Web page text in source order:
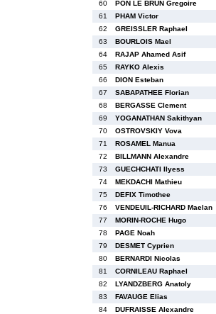
60
PON LE BRUN Gregoire
61
PHAM Victor
62
GREISSLER Raphael
63
BOURLOIS Mael
64
RAJAP Ahamed Asif
65
RAYKO Alexis
66
DION Esteban
67
SABAPATHEE Florian
68
BERGASSE Clement
69
YOGANATHAN Sakithyan
70
OSTROVSKIY Vova
71
ROSAMEL Manua
72
BILLMANN Alexandre
73
GUECHCHATI Ilyess
74
MEKDACHI Mathieu
75
DEFIX Timothee
76
VENDEUIL-RICHARD Maelan
77
MORIN-ROCHE Hugo
78
PAGE Noah
79
DESMET Cyprien
80
BERNARDI Nicolas
81
CORNILEAU Raphael
82
LYANDZBERG Anatoly
83
FAVAUGE Elias
84
DUFRAISSE Alexandre